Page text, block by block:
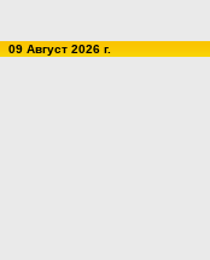
09 Август 2026 г.